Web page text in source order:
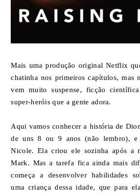
Mais uma produção original Netflix
chatinha nos primeiros capítulos, mas
vem muito suspense, ficção
super-heróis que a gente adora.
Aqui vamos conhecer a história de
de uns 8 ou 9 anos (não lembro), e
Nicole. Ela criou ele sozinha após a
Mark. Mas a tarefa fica ainda mais
começa a desenvolver habilidades
uma criança dessa idade, que para